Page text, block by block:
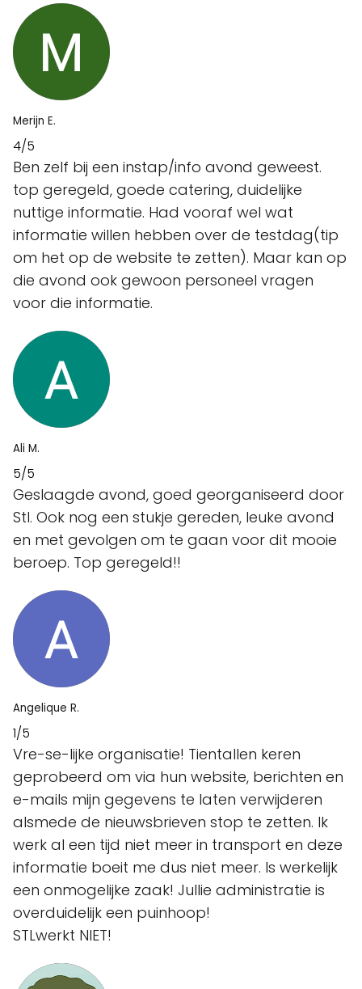
Merijn E.
4/5
Ben zelf bij een instap/info avond geweest.
top geregeld, goede catering, duidelijke
nuttige informatie. Had vooraf wel wat
informatie willen hebben over de testdag(tip
om het op de website te zetten). Maar kan op
die avond ook gewoon personeel vragen
voor die informatie.
Ali M.
5/5
Geslaagde avond, goed georganiseerd door
Stl. Ook nog een stukje gereden, leuke avond
en met gevolgen om te gaan voor dit mooie
beroep. Top geregeld!!
Angelique R.
1/5
Vre-se-lijke organisatie! Tientallen keren
geprobeerd om via hun website, berichten en
e-mails mijn gegevens te laten verwijderen
alsmede de nieuwsbrieven stop te zetten. Ik
werk al een tijd niet meer in transport en deze
informatie boeit me dus niet meer. Is werkelijk
een onmogelijke zaak! Jullie administratie is
overduidelijk een puinhoop!
STLwerkt NIET!